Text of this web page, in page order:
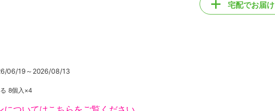
宅配でお届け
06/19～2026/08/13
8個入×4